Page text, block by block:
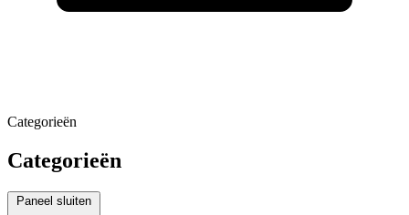
Categorieën
Categorieën
Paneel sluiten